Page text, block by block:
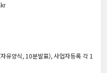
유양식, 10분발표), 사업자등록 각 1